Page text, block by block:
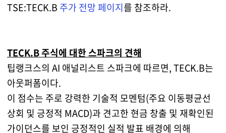
TSE:TECK.B 주가 전망 페이지를 참조하라.
TECK.B 주식에 대한 스파크의 견해
팁랭크스의 AI 애널리스트 스파크에 따르면, TECK.B는
아웃퍼폼이다.
이 점수는 주로 강력한 기술적 모멘텀(주요 이동평균선
상회 및 긍정적 MACD)과 견고한 현금 창출 및 재확인된
가이던스를 보인 긍정적인 실적 발표 배경에 의해